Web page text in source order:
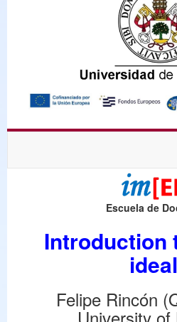
Escuela de
Introduction
Felipe Rincón